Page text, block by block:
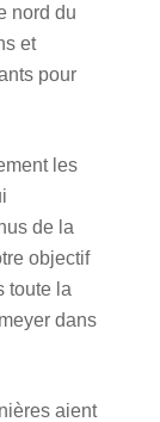
nord du
et
pour
les
de la
objectif
toute la
dans
aient